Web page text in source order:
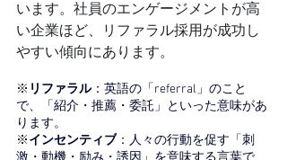
います。社員のエンゲージメントが高
い企業ほど、リファラル採用が成功し
やすい傾向にあります。
※ リファラル ：英語の「referral」のこと
で、
「紹介・推薦・委託」といった意味があ
ります。
※インセンティブ ： 人々の行動を促す「刺